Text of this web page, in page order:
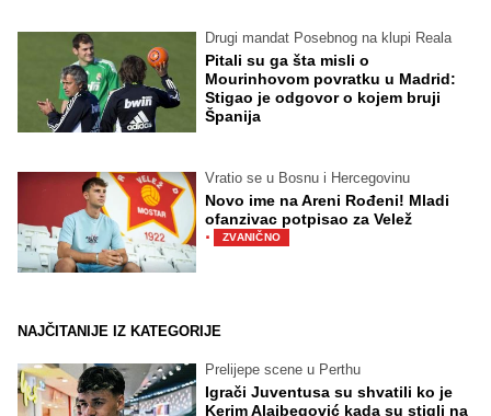
Drugi mandat Posebnog na klupi Reala
Pitali su ga šta misli o
Mourinhovom povratku u Madrid:
Stigao je odgovor o kojem bruji
Španija
Vratio se u Bosnu i Hercegovinu
Novo ime na Areni Rođeni! Mladi
ofanzivac potpisao za Velež
· ZVANIČNO
NAJČITANIJE IZ KATEGORIJE
Prelijepe scene u Perthu
Igrači Juventusa su shvatili ko je
Kerim Alajbegović kada su stigli na